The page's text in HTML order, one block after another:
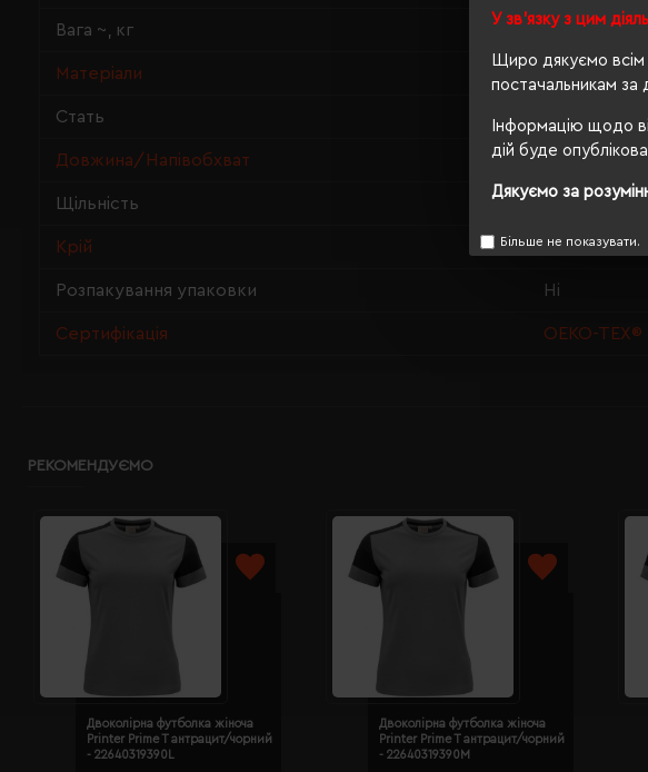
У зв'язку з цим
Щиро дякуємо всім
постачальникам за
Інформацію щодо
дій буде
Дякуємо за
Більше не показувати.
Вага ~, кг 0.184
Матеріали 100%
Стать унісекс
Довжина/Напівобхват 74/56
Щільність 190 г/м²
Крій прямий
Розпакування упаковки Ні
Сертифікація OEKO-
РЕКОМЕНДУЄМО
Двоколірна футболка жіноча
Printer Prime T антрацит/чорний
- 22640319390L
Двоколірна футболка жіноча
Printer Prime T антрацит/чорний
- 22640319390M